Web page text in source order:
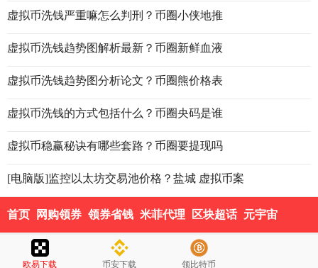
欧易下载 币安下载 领比特币
虚拟币洗钱严重嘛怎么判刑？币圈小侠地推
虚拟币洗钱趋势图解析最新？币圈新鲜血液
虚拟币洗钱趋势图分析论文？币圈熊价格表
虚拟币洗钱的方式包括什么？币圈央码是谁
虚拟币稳赢秘诀有哪些套路？币圈要提现吗
[电脑版]监控以太坊交易池价格？盐城 虚拟币案
首页 网购领券 领券省钱 米菲代理 区块超话 元宇宙